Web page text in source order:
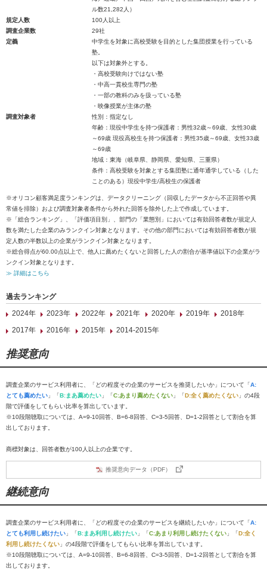
ル数21,282人）
規定人数
100人以上
調査企業数
29社
定義
中学生を対象に高校受験を目的とした集団授業を行っている
塾。
以下は対象外とする。
・高校受験向けではない塾
・中高一貫校生専門の塾
・一部の教科のみを扱っている塾
・映像授業が主体の塾
調査対象者
性別：指定なし
年齢：現役中学生を持つ保護者：男性32歳～69歳、女性30歳
～69歳 現役高校生を持つ保護者：男性35歳～69歳、女性33歳
～69歳
地域：東海（岐阜県、静岡県、愛知県、三重県）
条件：高校受験を対象とする集団塾に通年通学している（した
ことのある）現役中学生/高校生の保護者
※オリコン顧客満足度ランキングは、データクリーニング（回収したデータから不正回答や異
常値を排除）および調査対象者条件から外れた回答を除外した上で作成しています。
※「総合ランキング」、「評価項目別」、部門の「業態別」においては有効回答者数が規定人
数を満たした企業のみランクイン対象となります。その他の部門においては有効回答者数が規
定人数の半数以上の企業がランクイン対象となります。
※総合得点が60.00点以上で、他人に薦めたくないと回答した人の割合が基準値以下の企業がラ
ンクイン対象となります。
≫ 詳細はこちら
過去ランキング
2024年
2023年 2022年 2021年 2020年 2019年
2018年
2017年
2016年 2015年 2014-2015年
推奨意向
調査企業のサービス利用者に、「どの程度その企業のサービスを推奨したいか」について「A:
とても薦めたい 」「B:まあ薦めたい 」「C:あまり薦めたくない 」「D:全く薦めたくない 」の4段
階で評価をしてもらい比率を算出しています。
※10段階聴取については、A=9-10回答、B=6-8回答、C=3-5回答、D=1-2回答として割合を算
出しております。
商標対象は、回答者数が100人以上の企業です。
推奨意向データ（PDF）
継続意向
調査企業のサービス利用者に、「どの程度その企業のサービスを継続したいか」について「A:
とても利用し続けたい 」「B:まあ利用し続けたい 」「C:あまり利用し続けたくない 」「D:全く
利用し続けたくない 」の4段階で評価をしてもらい比率を算出しています。
※10段階聴取については、A=9-10回答、B=6-8回答、C=3-5回答、D=1-2回答として割合を算
出しております。